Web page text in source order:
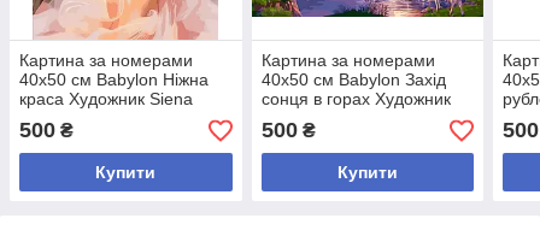
Картина за номерами
40х50 см Babylon Ніжна
краса Художник Siena
Summers (VP 1178)
500 ₴
Купити
Картина за номерами
40х50 см Babylon Захід
сонця в горах Художник
Віктор Циганов (VP182)
500₴
Купити
(VP
500